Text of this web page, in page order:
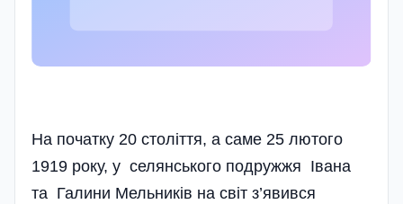
На початку 20 століття, а саме 25 лютого
1919 року, у селянського подружжя Івана
та Галини Мельників на світ з’явився